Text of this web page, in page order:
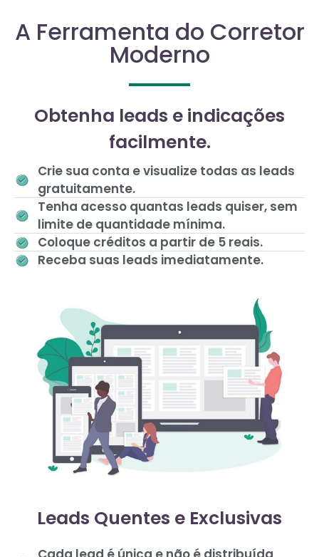
A Ferramenta do Corretor
Moderno
Obtenha leads e indicações
facilmente.
Crie sua conta e visualize todas as leads
gratuitamente.
Tenha acesso quantas leads quiser, sem
limite de quantidade mínima.
Coloque créditos a partir de 5 reais.
Receba suas leads imediatamente.
Leads Quentes e Exclusivas